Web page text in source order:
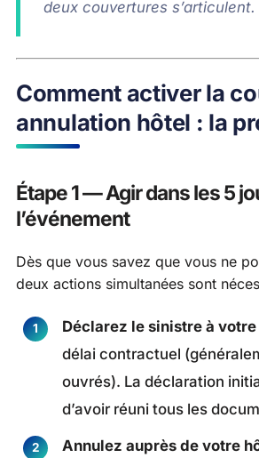
deux couvertures s’articulent.
Comment activer la
annulation hôtel : la
Étape 1 — Agir dans les 5
l’événement
Dès que vous savez que vous ne
deux actions simultanées sont
Déclarez le sinistre à
délai contractuel
ouvrés). La déclaration
d’avoir réuni tous les
Annulez auprès de votre